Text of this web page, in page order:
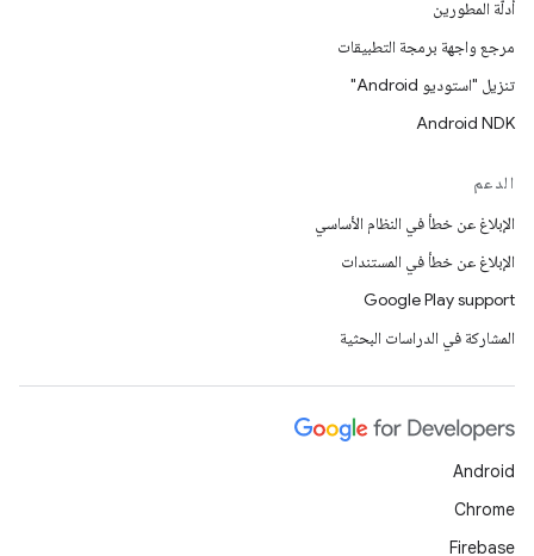
أدلّة المطورين
مرجع واجهة برمجة التطبيقات
تنزيل "استوديو Android"
Android NDK
الدعم
الإبلاغ عن خطأ في النظام الأساسي
الإبلاغ عن خطأ في المستندات
Google Play support
المشاركة في الدراسات البحثية
Android
Chrome
Firebase